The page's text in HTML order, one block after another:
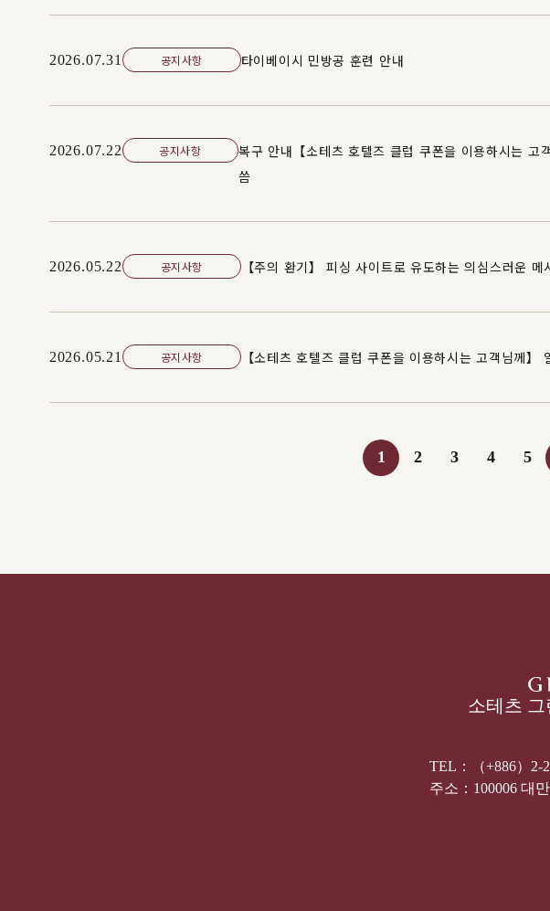
2026.07.31 공지사항 타이베이시 민방공 훈련 안내
2026.07.22 공지사항
복구 안내【소테츠 호텔즈 클럽 쿠폰을 이용하시는
씀
2026.05.22 공지사항 【주의 환기】 피싱 사이트로 유도하는 의심스러운 메
2026.05.21 공지사항 【소테츠 호텔즈 클럽 쿠폰을 이용하시는 고객님께
1 2 3 4 5
소테츠
TEL： （+886）2-
주소： 100006 대